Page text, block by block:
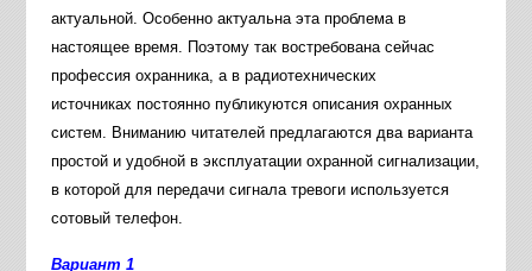
актуальной. Особенно актуальна эта проблема в
настоящее время. Поэтому так востребована сейчас
профессия охранника, а в радиотехнических
источниках постоянно публикуются описания охранных
систем. Вниманию читателей предлагаются два варианта
простой и удобной в эксплуатации охранной сигнализации,
в которой для передачи сигнала тревоги используется
сотовый телефон.
Вариант 1